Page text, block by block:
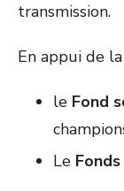
transmission.
En appui de
le Fond
Le